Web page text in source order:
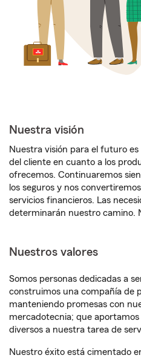
Nuestra visión
Nuestra visión para el futuro
del cliente en cuanto a los
ofrecemos. Continuaremos
los seguros y nos
servicios financieros. Las
determinarán nuestro camino.
Nuestros valores
Somos personas dedicadas a
construimos una compañía de
manteniendo promesas con
mercadotecnia; que
diversos a nuestra tarea de
Nuestro éxito está cimentado